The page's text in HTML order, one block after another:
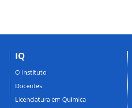
IQ
O Instituto
Docentes
Licenciatura em Química